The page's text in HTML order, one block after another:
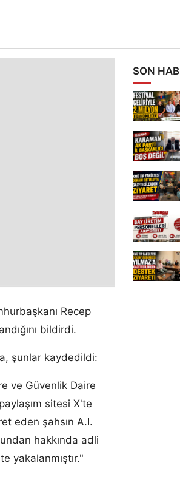
Recep
bildirdi.
şunlar kaydedildi:
ve Güvenlik Daire
sitesi X'te
eden şahsın A.I.
hakkında adli
yakalanmıştır."
SON